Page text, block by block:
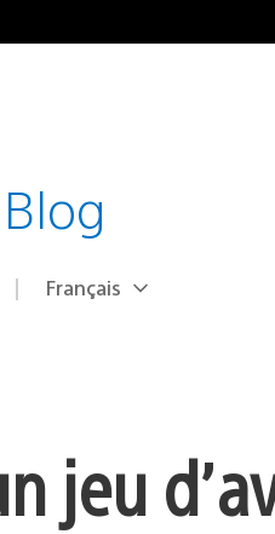
Choisir
Région
Français
jeu